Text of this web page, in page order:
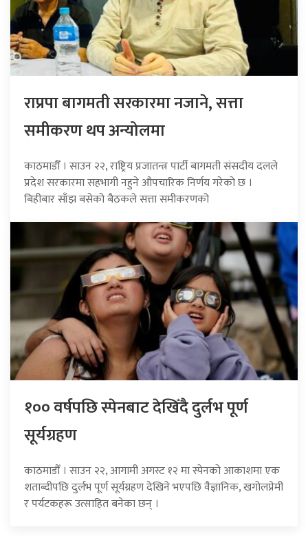
राप्रपा बागमती सरकारमा नजाने, सत्ता
समीकरण थप अन्योलमा
काठमाडौँ । साउन २२, राष्ट्रिय प्रजातन्त्र पार्टी बागमती संसदीय दलले
प्रदेश सरकारमा सहभागी नहुने औपचारिक निर्णय गरेको छ ।
बिहीबार साँझ बसेको बैठकले सत्ता समीकरणको
१०० वर्षपछि स्पेनबाट देखिँदै दुर्लभ पूर्ण
सूर्यग्रहण
काठमाडौँ । साउन २२, आगामी अगस्ट १२ मा स्पेनको आकाशमा एक
शताब्दीपछि दुर्लभ पूर्ण सूर्यग्रहण देखिने भएपछि वैज्ञानिक, खगोलप्रेमी
र पर्यटकहरू उत्साहित बनेका छन् ।